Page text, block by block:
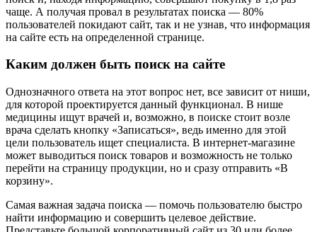
чаще. А получая провал в результатах поиска — 80%
пользователей покидают сайт, так и не узнав, что информация
на сайте есть на определенной странице.
Каким должен быть поиск на сайте
Однозначного ответа на этот вопрос нет, все зависит от ниши,
для которой проектируется данный функционал. В нише
медицины ищут врачей и, возможно, в поиске стоит возле
врача сделать кнопку «Записаться», ведь именно для этой
цели пользователь ищет специалиста. В интернет-магазине
может выводиться поиск товаров и возможность не только
перейти на страницу продукции, но и сразу отправить «В
корзину».
Самая важная задача поиска — помочь пользователю быстро
найти информацию и совершить целевое действие.